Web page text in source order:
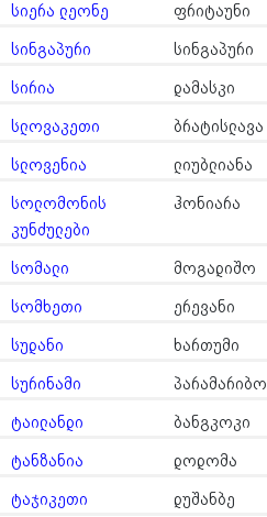
სიერა ლეონე
ფრიტაუნი
სინგაპური
სინგაპური
სირია
დამასკი
სლოვაკეთი
ბრატისლავა
სლოვენია
ლიუბლიანა
სოლომონის
კუნძულები
ჰონიარა
სომალი მოგადიშო
სომხეთი
ერევანი
სუდანი
ხართუმი
სურინამი
პარამარიბო
ტაილანდი
ბანგკოკი
ტანზანია
დოდომა
ტაჯიკეთი
დუშანბე